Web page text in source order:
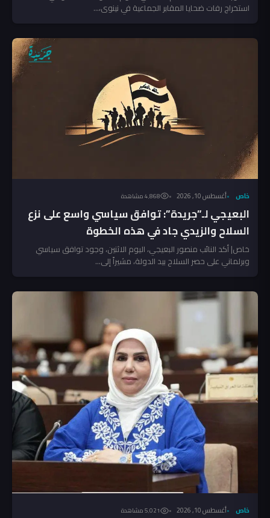
استخراج رفات ضحايا المقابر الجماعية في نينوى،...
خاص أغسطس 10, 2026 4٬868 مشاهدة
البعيجي لـ”جريدة”: توافق سياسي واسع على نزع
السلاح والزيدي جاد في هذه الخطوة
خاص| أكد النائب منصور البعيجي، اليوم الاثنين، وجود توافق سياسي
وبرلماني على حصر السلاح بيد الدولة، مشيراً إلى...
خاص أغسطس 10, 2026 5٬021 مشاهدة